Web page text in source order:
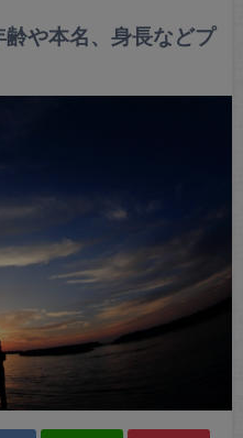
や本名、身長などプ